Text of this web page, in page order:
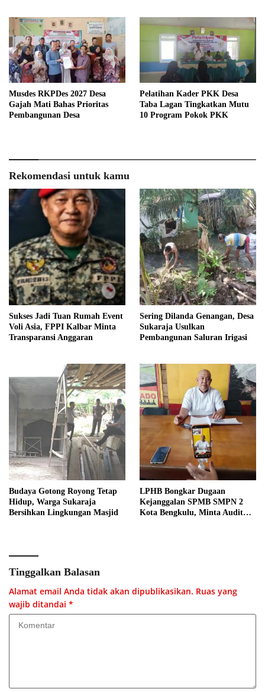
Musdes RKPDes 2027 Desa
Gajah Mati Bahas Prioritas
Pembangunan Desa
Pelatihan Kader PKK Desa
Taba Lagan Tingkatkan Mutu
10 Program Pokok PKK
Rekomendasi untuk kamu
Sukses Jadi Tuan Rumah Event
Voli Asia, FPPI Kalbar Minta
Transparansi Anggaran
Sering Dilanda Genangan, Desa
Sukaraja Usulkan
Pembangunan Saluran Irigasi
Budaya Gotong Royong Tetap
Hidup, Warga Sukaraja
Bersihkan Lingkungan Masjid
LPHB Bongkar Dugaan
Kejanggalan SPMB SMPN 2
Kota Bengkulu, Minta Audit
Tinggalkan Balasan
Alamat email Anda tidak akan dipublikasikan. Ruas yang
wajib ditandai *